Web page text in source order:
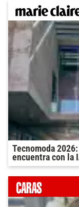
Tecnomoda
encuentra con la